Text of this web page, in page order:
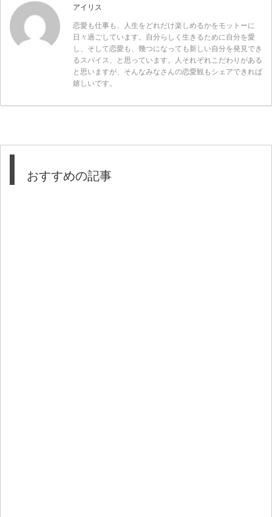
アイリス
恋愛も仕事も、人生をどれだけ楽しめるかをモットーに
日々過ごしています。自分らしく生きるために自分を愛
し、そして恋愛も、幾つになっても新しい自分を発見でき
るスパイス、と思っています。人それぞれこだわりがある
と思いますが、そんなみなさんの恋愛観もシェアできれば
嬉しいです。
おすすめの記事